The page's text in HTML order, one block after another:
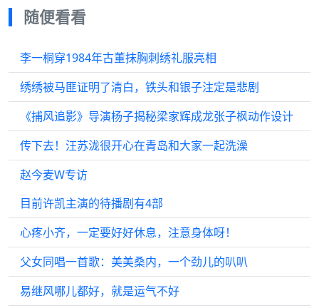
随便看看
李一桐穿1984年古董抹胸刺绣礼服亮相
绣绣被马匪证明了清白，铁头和银子注定是悲剧
《捕风追影》导演杨子揭秘梁家辉成龙张子枫动作设计
传下去！汪苏泷很开心在青岛和大家一起洗澡
赵今麦W专访
目前许凯主演的待播剧有4部
心疼小齐，一定要好好休息，注意身体呀！
父女同唱一首歌：美美桑内，一个劲儿的叭叭
易继风哪儿都好，就是运气不好